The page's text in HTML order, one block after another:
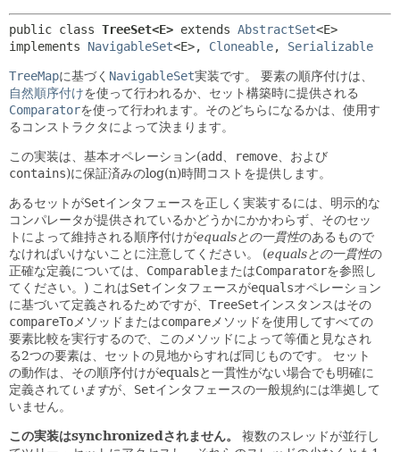
public class TreeSet<E> extends AbstractSet<E>
implements NavigableSet<E>, Cloneable, Serializable
TreeMapに基づく NavigableSet実装です。
要素の順序付けは、
自然順序付けを使って行われるか、セット構築時に提供される
Comparatorを使って行われます。そのどちらになるかは、使用す
るコンストラクタによって決まります。
この実装は、基本オペレーション(add remove 、および
contains)に保証済みのlog(n)時間コストを提供します。
あるセットがSetインタフェースを正しく実装するには、明示的な
コンパレータが提供されているかどうかにかかわらず、そのセッ
トによって維持される順序付けがequalsとの一貫性のあるもので
なければいけないことに注意してください。
(equalsとの一貫性の
正確な定義については、 ComparableまたはComparatorを参照し
てください。) これはSetインタフェースがequalsオペレーション
に基づいて定義されるためですが、 TreeSetインスタンスはその
compareTo メソッドまたはcompare メソッドを使用してすべての
要素比較を実行するので、このメソッドによって等価と見なされ
る2つの要素は、セットの見地からすれば同じものです。
セット
の動作は、その順序付けがequalsと一貫性がない場合でも明確に
定義されて いますが、 Setインタフェースの一般規約には準拠して
いません。
この実装はsynchronizedされません。
複数のスレッドが並行し